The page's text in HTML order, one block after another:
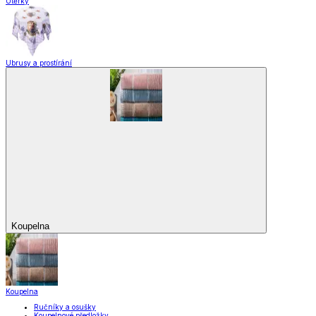
Ubrusy a prostírání
Koupelna
Koupelna
Ručníky a osušky